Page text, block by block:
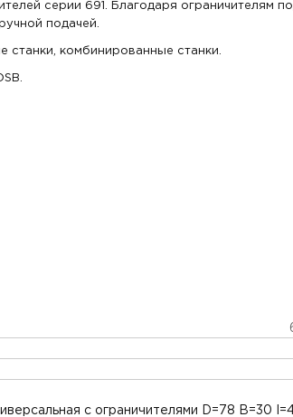
серии 691. Благодаря ограничителям
подачей.
станки, комбинированные станки.
с ограничителями D=78 B=30